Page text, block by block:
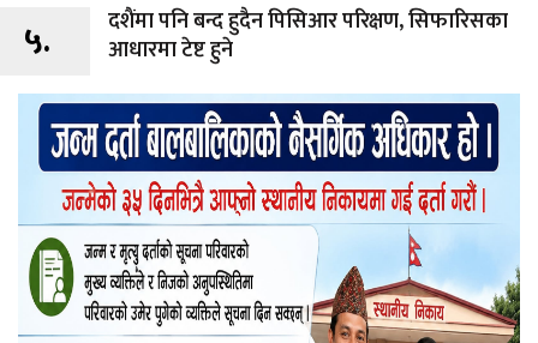
५.
दशैंमा पनि बन्द हुदैन पिसिआर परिक्षण, सिफारिसका
आधारमा टेष्ट हुने